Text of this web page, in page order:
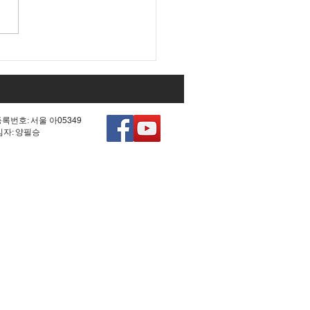
번호: 서울 아05349
: 양필승